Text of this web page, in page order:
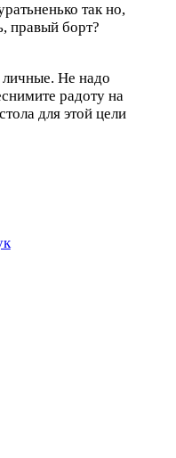
так но,
правый борт?
личные. Не надо
радоту на
для этой цели